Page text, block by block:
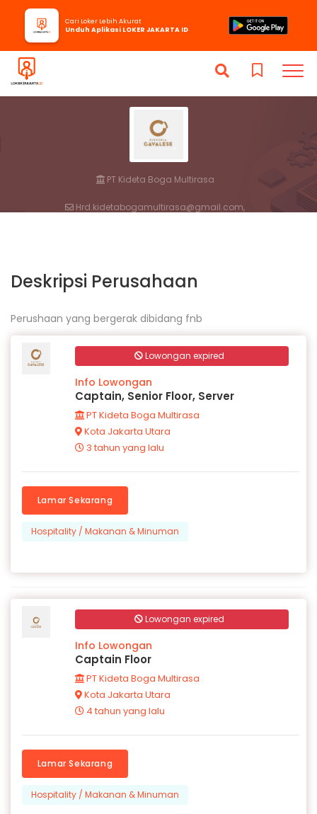
PT Kideta Boga Multirasa
Hrd.kidetabogamultirasa@gmail.com,
Cari Loker Lebih Akurat
Unduh Aplikasi LOKER JAKARTA ID
Deskripsi Perusahaan
Perushaan yang bergerak dibidang fnb
Lowongan expired
Info Lowongan
Captain, Senior Floor, Server
PT Kideta Boga Multirasa
Kota Jakarta Utara
3 tahun yang lalu
Lamar Sekarang
Hospitality / Makanan & Minuman
Lowongan expired
Info Lowongan
Captain Floor
PT Kideta Boga Multirasa
Kota Jakarta Utara
4 tahun yang lalu
Lamar Sekarang
Hospitality / Makanan & Minuman